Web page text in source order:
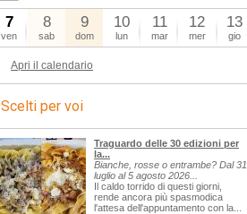
7
ven
8
sab
9
dom
10
lun
11
mar
12
mer
13
gio
Apri il calendario
Scelti per voi
Traguardo delle 30 edizioni per
la...
Bianche, rosse o entrambe? Dal 31
luglio al 5 agosto 2026...
Il caldo torrido di questi giorni,
rende ancora più spasmodica
l'attesa dell'appuntamento con la...